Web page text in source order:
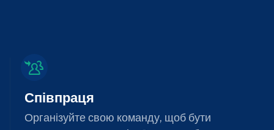
Співпраця
Організуйте свою команду, щоб бути